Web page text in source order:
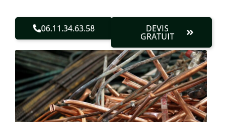
06.11.34.63.58 DEVIS
GRATUIT